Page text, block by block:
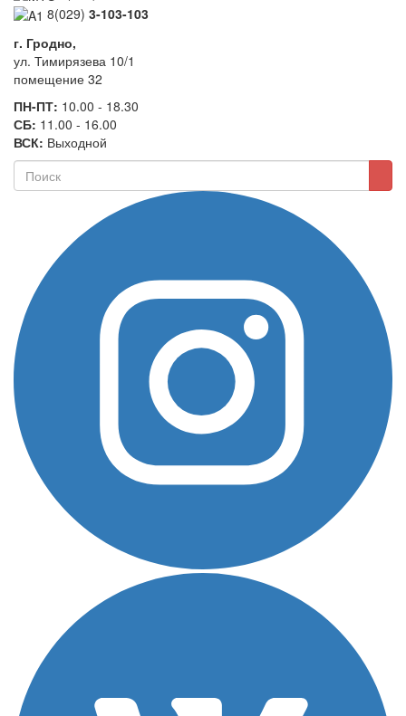
8(029) 3-103-103
г. Гродно,
ул. Тимирязева 10/1
помещение 32
ПН-ПТ: 10.00 - 18.30
СБ: 11.00 - 16.00
ВСК: Выходной